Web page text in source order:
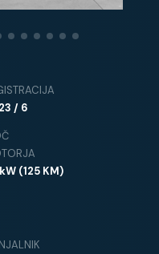
/ 6
(125 KM)